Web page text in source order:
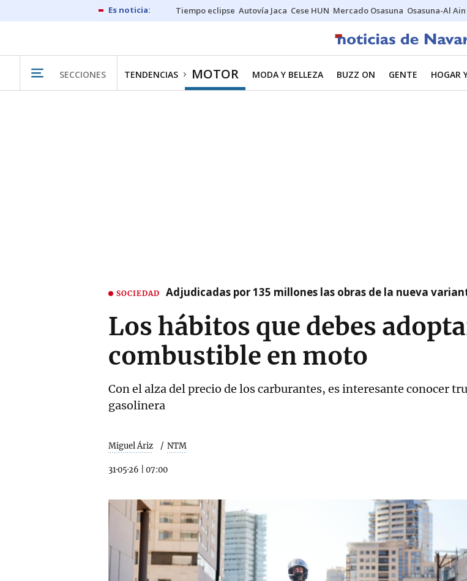
Tiempo eclipse Autovía Jaca Cese HUN Mercado Osasuna Osasuna-Al Ain
SECCIONES TENDENCIAS MOTOR MODA Y BELLEZA BUZZ ON GENTE HOGAR
SOCIEDAD Adjudicadas por 135 millones las obras de la nueva
Los hábitos que debes
combustible en moto
Con el alza del precio de los carburantes, es interesante conocer
gasolinera
Miguel Áriz NTM
31·05·26 07:00